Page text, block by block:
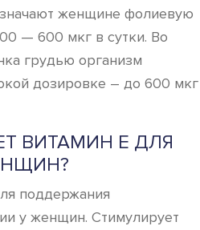
женщине фолиевую
— 600 мкг в сутки. Во
грудью организм
дозировке – до 600 мкг
ВИТАМИН Е ДЛЯ
поддержания
у женщин. Стимулирует